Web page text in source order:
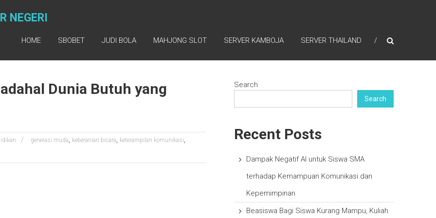
NEGERI
HOME SBOBET JUDI BOLA MAHJONG SLOT SERVER KAMBOJA SERVER THAILAND
Dunia Butuh yang
generasi muda, keberanian bicara, keterampilan komunikasi,
Search
Search
Recent Posts
Dampak Negatif AI untuk Siswa SMA
terhadap Kemampuan Komunikasi dan
Kepemimpinan
Beasiswa Bagi Siswa Kurang Mampu, Kuliah